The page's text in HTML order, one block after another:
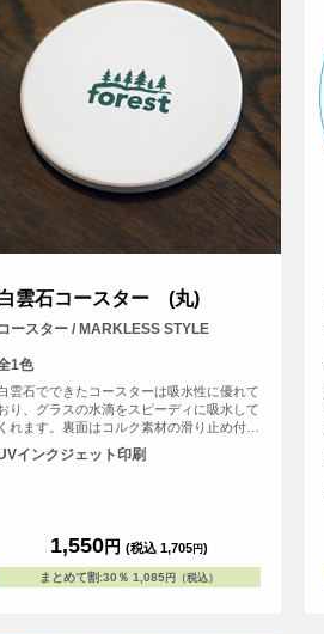
雲石コースター (丸)
コースター / MARKLESS STYLE
1色
雲石でできたコースターは吸水性に優れて
り、グラスの水滴をスピーディに吸水して
くれます。裏面はコルク素材の滑り止め付き
で、テーブルを傷つける心配もありません。
雲石(ハクウンセキ)とは鉱物の一種での環
インクジェット印刷
1,550円 (税込 1,705円)
まとめて割:30％ 1,085円（税込）